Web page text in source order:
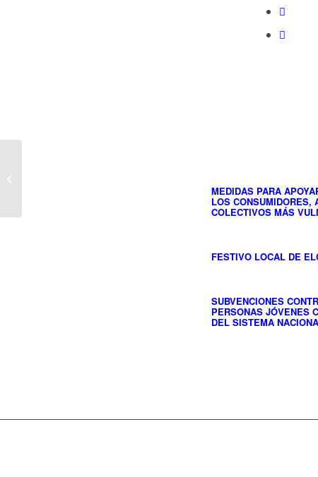
MEDIDAS PARA
LOS
COLECTIVOS MÁS
FESTIVO LOCAL DE
SUBVENCIONES
PERSONAS JÓVENES
DEL SISTEMA